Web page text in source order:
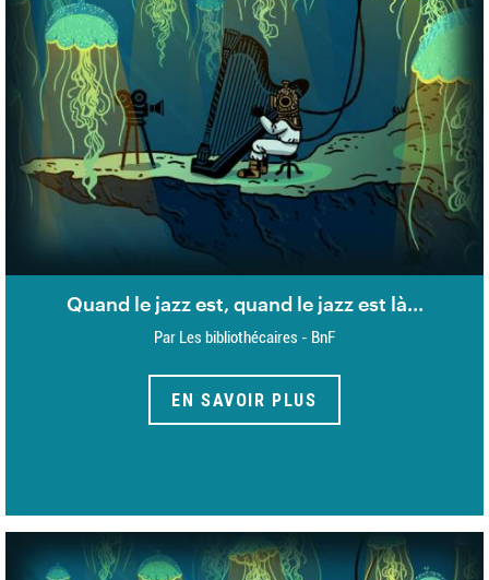
Quand le jazz est, quand le jazz est là...
Par Les bibliothécaires - BnF
EN SAVOIR PLUS